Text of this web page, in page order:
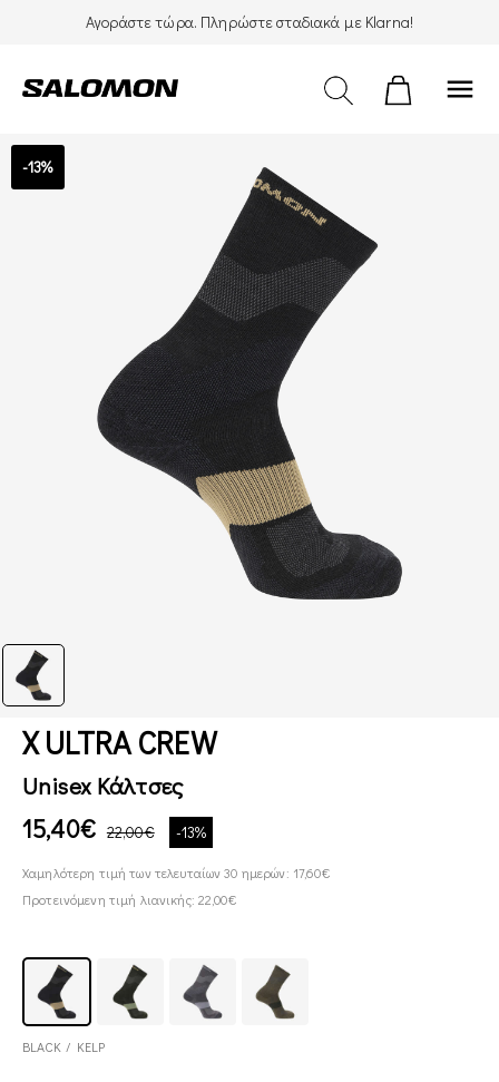
Αγοράστε τώρα. Πληρώστε σταδιακά με Klarna!
menu
-13%
X ULTRA CREW
Unisex Κάλτσες
15,40€ 22,00€ -13%
Χαμηλότερη τιμή των τελευταίων 30 ημερών: 17,60€
Προτεινόμενη τιμή λιανικής: 22,00€
BLACK / KELP